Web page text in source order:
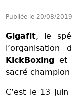
Publiée le 20/08/
Gigafit, le
l’organisation
KickBoxing et
sacré
C’est le 13